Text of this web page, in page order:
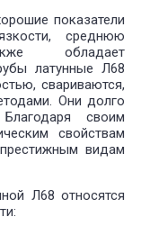
показатели
среднюю
обладает
латунные Л68
свариваются,
Они долго
своим
свойствам
видам
Л68 относятся